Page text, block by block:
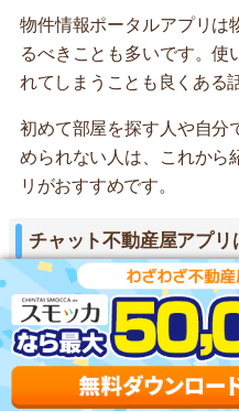
物件情報ポータルアプリは
るべきことも多いです。使
れてしまうことも良くある
初めて部屋を探す人や自分
められない人は、これから
リがおすすめです。
チャット不動産屋アプ
おす